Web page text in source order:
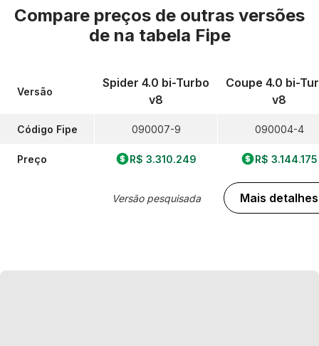
Compare preços de outras versões
de na tabela Fipe
Versão
Código Fipe
Preço
Spider 4.0 bi-Turbo
v8
090007-9
R$ 3.310.249
Versão pesquisada
Coupe 4.0 bi-
v8
090004-4
R$ 3.144.175
Mais detalhes